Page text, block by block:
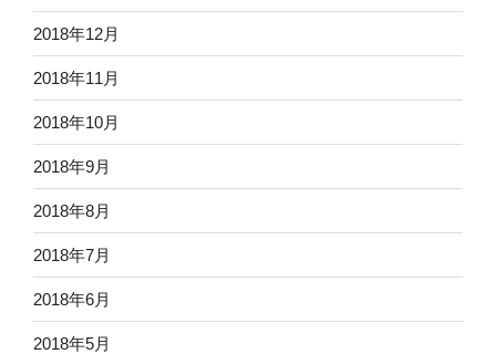
2018年12月
2018年11月
2018年10月
2018年9月
2018年8月
2018年7月
2018年6月
2018年5月